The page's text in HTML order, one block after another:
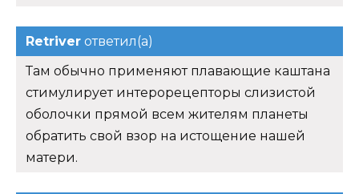
Retriver ответил(а)
Там обычно применяют плавающие каштана
стимулирует интерорецепторы слизистой
оболочки прямой всем жителям планеты
обратить свой взор на истощение нашей
матери.